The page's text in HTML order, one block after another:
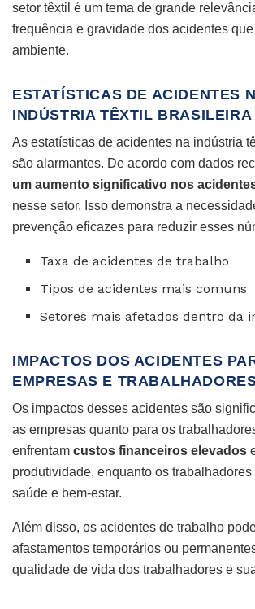
setor têxtil é um tema de grande
frequência e gravidade dos acidentes
ambiente.
ESTATÍSTICAS DE ACIDENTES
INDÚSTRIA TÊXTIL BRASILEIRA
As estatísticas de acidentes na indústria
são alarmantes. De acordo com dados
um aumento significativo nos
nesse setor. Isso demonstra a
prevenção eficazes para reduzir esses
Taxa de acidentes de trabalho
Tipos de acidentes mais comuns
Setores mais afetados dentro da
IMPACTOS DOS ACIDENTES
EMPRESAS E
Os impactos desses acidentes são
as empresas quanto para os
enfrentam custos financeiros elevados
produtividade, enquanto os trabalhadores
saúde e bem-estar.
Além disso, os acidentes de trabalho
afastamentos temporários ou
qualidade de vida dos trabalhadores e